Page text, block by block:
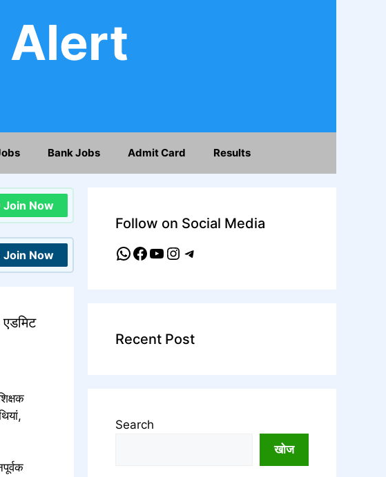
Alert
Bank Jobs Admit Card Results
Join Now
Join Now
Follow on Social Media
WhatsApp
Facebook
YouTube
Instagram
Telegram
Recent Post
Search
खोज